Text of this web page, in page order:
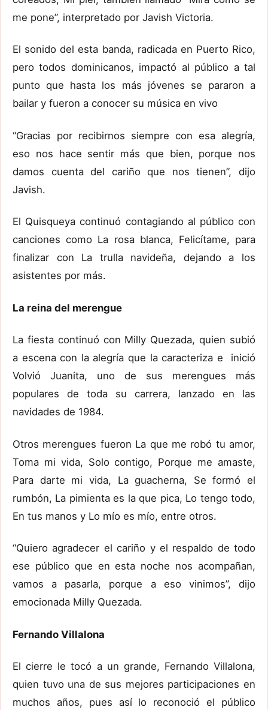
me pone”, interpretado por Javish Victoria.
El sonido del esta banda, radicada en Puerto Rico,
pero todos dominicanos, impactó al público a tal
punto que hasta los más jóvenes se pararon a
bailar y fueron a conocer su música en vivo
“Gracias por recibirnos siempre con esa alegría,
eso nos hace sentir más que bien, porque nos
damos cuenta del cariño que nos tienen”, dijo
Javish.
El Quisqueya continuó contagiando al público con
canciones como La rosa blanca, Felicítame, para
finalizar con La trulla navideña, dejando a los
asistentes por más.
La reina del merengue
La fiesta continuó con Milly Quezada, quien subió
a escena con la alegría que la caracteriza e inició
Volvió Juanita, uno de sus merengues más
populares de toda su carrera, lanzado en las
navidades de 1984.
Otros merengues fueron La que me robó tu amor,
Toma mi vida, Solo contigo, Porque me amaste,
Para darte mi vida, La guacherna, Se formó el
rumbón, La pimienta es la que pica, Lo tengo todo,
En tus manos y Lo mío es mío, entre otros.
“Quiero agradecer el cariño y el respaldo de todo
ese público que en esta noche nos acompañan,
vamos a pasarla, porque a eso vinimos”, dijo
emocionada Milly Quezada.
Fernando Villalona
El cierre le tocó a un grande, Fernando Villalona,
quien tuvo una de sus mejores participaciones en
muchos años, pues así lo reconoció el público